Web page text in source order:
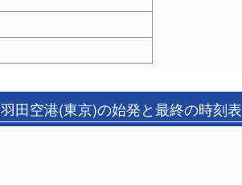
田空港(東京)の始発と最終の時刻表